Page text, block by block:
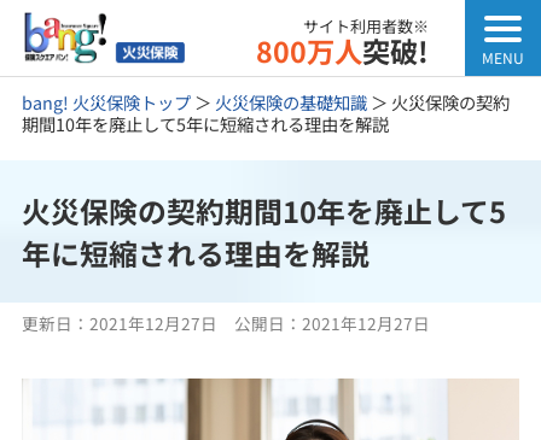
サイト利用者数※
800万人突破!
bang! 火災保険トップ＞ 火災保険の基礎知識＞ 火災保険の契約
期間10年を廃止して5年に短縮される理由を解説
火災保険の契約期間10年を廃止して5
年に短縮される理由を解説
更新日： 2021年12月27日 公開日： 2021年12月27日